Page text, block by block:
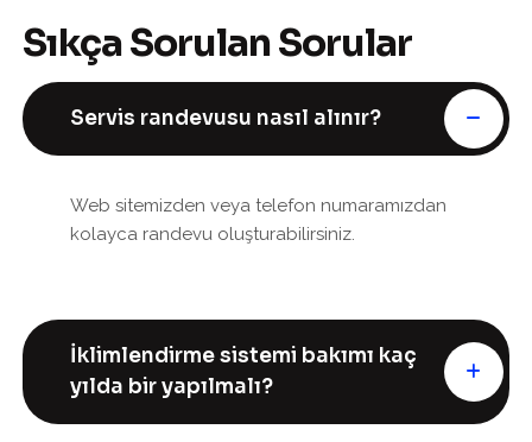
Sıkça Sorulan Sorular
Servis randevusu nasıl alınır?
Web sitemizden veya telefon numaramızdan
kolayca randevu oluşturabilirsiniz.
İklimlendirme sistemi bakımı kaç
yılda bir yapılmalı?